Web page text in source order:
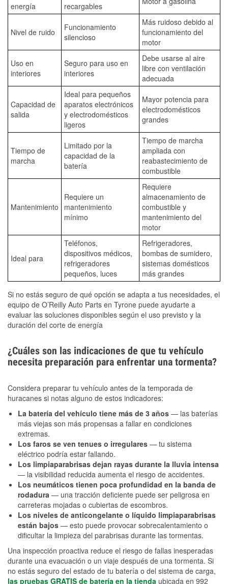
energía
recargables
Nivel de ruido
Funcionamiento
silencioso
Más ruidoso debido al
funcionamiento del
motor
Uso en
interiores
Seguro para uso en
interiores
Debe usarse al aire
libre con ventilación
adecuada
Capacidad de
salida
Ideal para pequeños
aparatos electrónicos
y electrodomésticos
ligeros
Mayor potencia para
electrodomésticos
grandes
Tiempo de
marcha
Limitado por la
capacidad de la
batería
Tiempo de marcha
ampliada con
reabastecimiento de
combustible
Mantenimiento
Requiere un
mantenimiento
mínimo
Requiere
almacenamiento de
combustible y
mantenimiento del
motor
Ideal para
Teléfonos,
dispositivos médicos,
refrigeradores
pequeños, luces
Refrigeradores,
bombas de sumidero,
sistemas domésticos
más grandes
Si no estás seguro de qué opción se adapta a tus necesidades, el
equipo de O’Reilly Auto Parts en Tyrone puede ayudarte a
evaluar las soluciones disponibles según el uso previsto y la
duración del corte de energía
¿Cuáles son las indicaciones de que tu vehículo
necesita preparación para enfrentar una tormenta?
Considera preparar tu vehículo antes de la temporada de
huracanes si notas alguno de estos indicadores:
La batería del vehículo tiene más de 3 años — las baterías
más viejas son más propensas a fallar en condiciones
extremas.
Los faros se ven tenues o irregulares — tu sistema
eléctrico podría estar fallando.
Los limpiaparabrisas dejan rayas durante la lluvia intensa
— la visibilidad reducida aumenta el riesgo de accidentes.
Los neumáticos tienen poca profundidad en la banda de
rodadura — una tracción deficiente puede ser peligrosa en
carreteras mojadas o cubiertas de escombros.
Los niveles de anticongelante o líquido limpiaparabrisas
están bajos — esto puede provocar sobrecalentamiento o
dificultar la limpieza del parabrisas durante las tormentas.
Una inspección proactiva reduce el riesgo de fallas inesperadas
durante una evacuación o un viaje después de una tormenta. Si
no estás seguro del estado de tu batería o del sistema de carga,
las pruebas GRATIS de batería en la tienda ubicada en 992